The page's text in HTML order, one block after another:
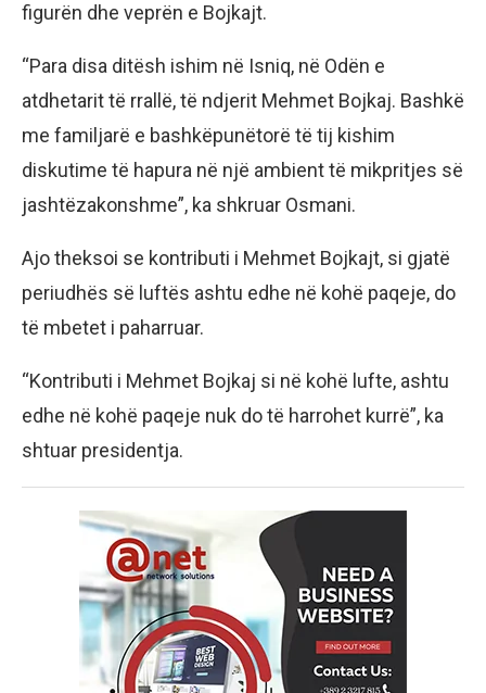
figurën dhe veprën e Bojkajt.
“Para disa ditësh ishim në Isniq, në Odën e
atdhetarit të rrallë, të ndjerit Mehmet Bojkaj. Bashkë
me familjarë e bashkëpunëtorë të tij kishim
diskutime të hapura në një ambient të mikpritjes së
jashtëzakonshme”, ka shkruar Osmani.
Ajo theksoi se kontributi i Mehmet Bojkajt, si gjatë
periudhës së luftës ashtu edhe në kohë paqeje, do
të mbetet i paharruar.
“Kontributi i Mehmet Bojkaj si në kohë lufte, ashtu
edhe në kohë paqeje nuk do të harrohet kurrë”, ka
shtuar presidentja.